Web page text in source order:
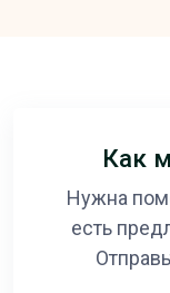
Как
Нужна
есть